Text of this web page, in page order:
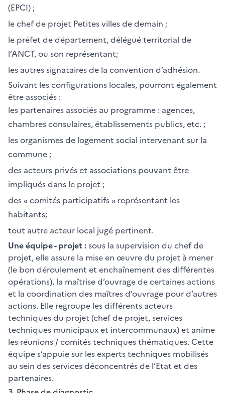
(EPCI) ;
le chef de projet Petites villes de demain ;
le préfet de département, délégué territorial de
l’ANCT, ou son représentant;
les autres signataires de la convention d’adhésion.
Suivant les configurations locales, pourront également
être associés :
les partenaires associés au programme : agences,
chambres consulaires, établissements publics, etc. ;
les organismes de logement social intervenant sur la
commune ;
des acteurs privés et associations pouvant être
impliqués dans le projet ;
des « comités participatifs » représentant les
habitants;
tout autre acteur local jugé pertinent.
Une équipe - projet :sous la supervision du chef de
projet, elle assure la mise en œuvre du projet à mener
(le bon déroulement et enchaînement des différentes
opérations), la maîtrise d’ouvrage de certaines actions
et la coordination des maîtres d’ouvrage pour d’autres
actions. Elle regroupe les différents acteurs
techniques du projet (chef de projet, services
techniques municipaux et intercommunaux) et anime
les réunions / comités techniques thématiques. Cette
équipe s’appuie sur les experts techniques mobilisés
au sein des services déconcentrés de l’Etat et des
partenaires.